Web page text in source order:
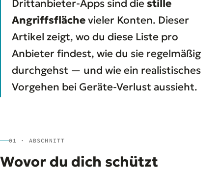
Drittanbieter-Apps sind diestille
Angriffsflächevieler Konten. Dieser
Artikel zeigt, wo du diese Liste pro
Anbieter findest, wie du sie regelmäßig
durchgehst — und wie ein realistisches
Vorgehen bei Geräte-Verlust aussieht.
01 · ABSCHNITT
Wovor du dich schützt